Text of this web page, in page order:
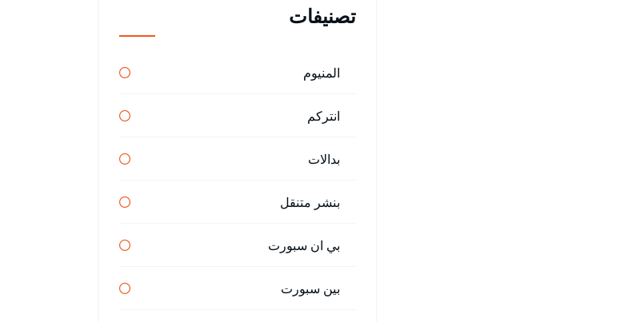
تصنيفات
المنيوم
انتركم
بدالات
بنشر متنقل
بي ان سبورت
بين سبورت